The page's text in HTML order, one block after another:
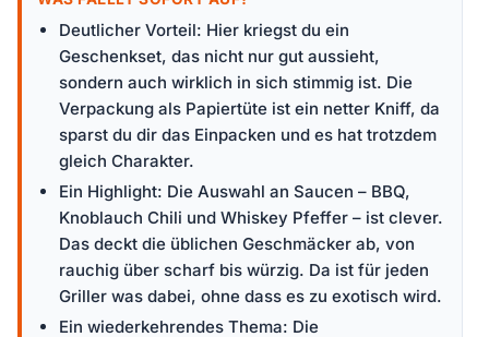
Deutlicher Vorteil: Hier kriegst du ein
Geschenkset, das nicht nur gut aussieht,
sondern auch wirklich in sich stimmig ist. Die
Verpackung als Papiertüte ist ein netter Kniff, da
sparst du dir das Einpacken und es hat trotzdem
gleich Charakter.
Ein Highlight: Die Auswahl an Saucen – BBQ,
Knoblauch Chili und Whiskey Pfeffer – ist clever.
Das deckt die üblichen Geschmäcker ab, von
rauchig über scharf bis würzig. Da ist für jeden
Griller was dabei, ohne dass es zu exotisch wird.
Ein wiederkehrendes Thema: Die